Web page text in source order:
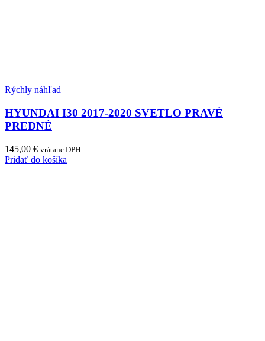
Rýchly náhľad
HYUNDAI I30 2017-2020 SVETLO PRAVÉ
PREDNÉ
145,00 € vrátane DPH
Pridať do košíka